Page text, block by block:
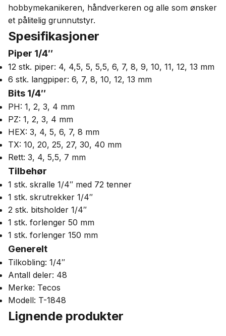
hobbymekanikeren, håndverkeren og alle som ønsker
et pålitelig grunnutstyr.
Spesifikasjoner
Piper 1/4″
12 stk. piper: 4, 4,5, 5, 5,5, 6, 7, 8, 9, 10, 11, 12, 13 mm
6 stk. langpiper: 6, 7, 8, 10, 12, 13 mm
Bits 1/4″
PH: 1, 2, 3, 4 mm
PZ: 1, 2, 3, 4 mm
HEX: 3, 4, 5, 6, 7, 8 mm
TX: 10, 20, 25, 27, 30, 40 mm
Rett: 3, 4, 5,5, 7 mm
Tilbehør
1 stk. skralle 1/4″ med 72 tenner
1 stk. skrutrekker 1/4″
2 stk. bitsholder 1/4″
1 stk. forlenger 50 mm
1 stk. forlenger 150 mm
Generelt
Tilkobling: 1/4″
Antall deler: 48
Merke: Tecos
Modell: T-1848
Lignende produkter